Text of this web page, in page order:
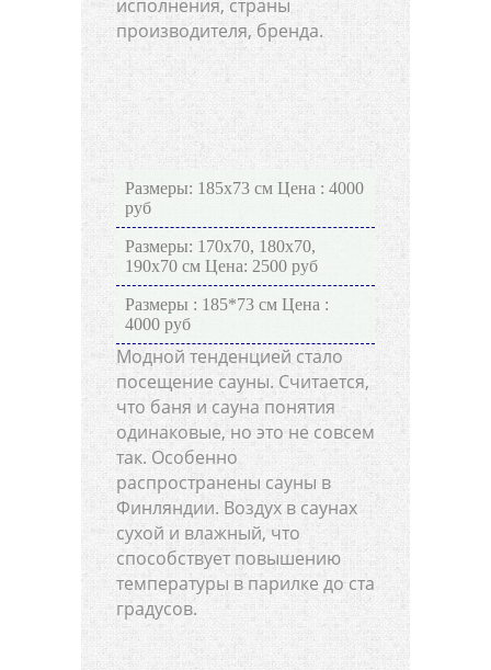
исполнения, страны
производителя, бренда.
Размеры: 185х73 см Цена : 4000
руб
Размеры: 170х70, 180х70,
190х70 см Цена: 2500 руб
Размеры : 185*73 см Цена :
4000 руб
Модной тенденцией стало
посещение сауны. Считается,
что баня и сауна понятия
одинаковые, но это не совсем
так. Особенно
распространены сауны в
Финляндии. Воздух в саунах
сухой и влажный, что
способствует повышению
температуры в парилке до ста
градусов.